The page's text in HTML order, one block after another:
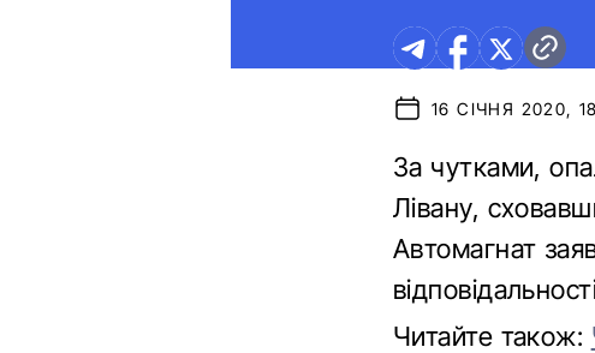
16 СІЧНЯ 2020,
За чутками,
Лівану,
Автомагнат
Читайте також: